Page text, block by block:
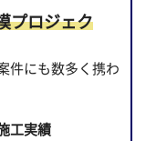
プロジェク
件にも数多く携わ
工実績